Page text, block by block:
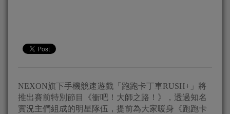
NEXON旗下手機競速遊戲「跑跑卡丁車RUSH+」將
推出賽前特別節目《衝吧！大師之路！》，透過知名
實況主們組成的明星隊伍，提前為大家暖身《跑跑卡